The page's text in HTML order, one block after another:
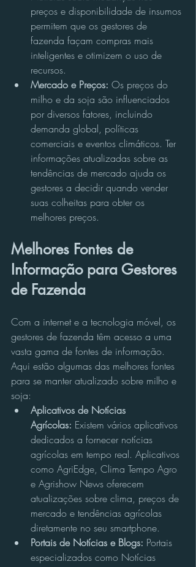
preços e disponibilidade de insumos
permitem que os gestores de
fazenda façam compras mais
inteligentes e otimizem o uso de
recursos.
Mercado e Preços: Os preços do
milho e da soja são influenciados
por diversos fatores, incluindo
demanda global, políticas
comerciais e eventos climáticos. Ter
informações atualizadas sobre as
tendências de mercado ajuda os
gestores a decidir quando vender
suas colheitas para obter os
melhores preços.
Melhores Fontes de
Informação para Gestores
de Fazenda
Com a internet e a tecnologia móvel, os
gestores de fazenda têm acesso a uma
vasta gama de fontes de informação.
Aqui estão algumas das melhores fontes
para se manter atualizado sobre milho e
soja:
Aplicativos de Notícias
Agrícolas: Existem vários aplicativos
dedicados a fornecer notícias
agrícolas em tempo real. Aplicativos
como AgriEdge, Clima Tempo Agro
e Agrishow News oferecem
atualizações sobre clima, preços de
mercado e tendências agrícolas
diretamente no seu smartphone.
Portais de Notícias e Blogs: Portais
especializados como Notícias